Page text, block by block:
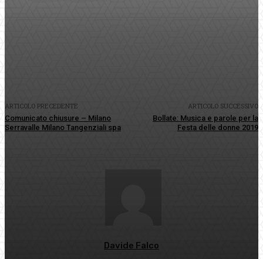
ARTICOLO PRECEDENTE
Comunicato chiusure – Milano
Serravalle Milano Tangenziali spa
ARTICOLO SUCCESSIVO
Bollate: Musica e parole per la
Festa delle donne 2019
Davide Falco